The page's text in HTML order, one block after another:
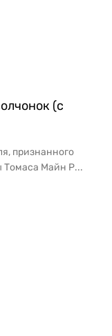
(с
признанного
Томаса Майн Р...